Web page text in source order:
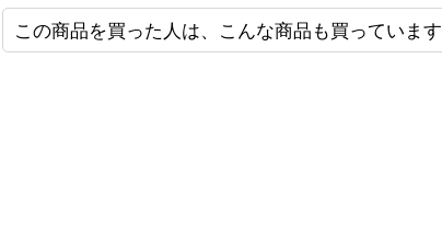
この商品を買った人は、こんな商品も買っています